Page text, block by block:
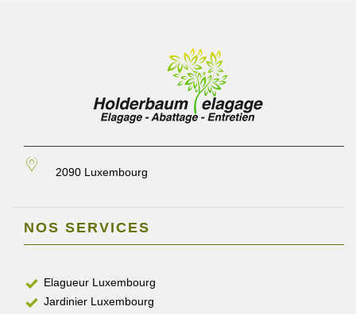
2090 Luxembourg
NOS SERVICES
Elagueur Luxembourg
Jardinier Luxembourg